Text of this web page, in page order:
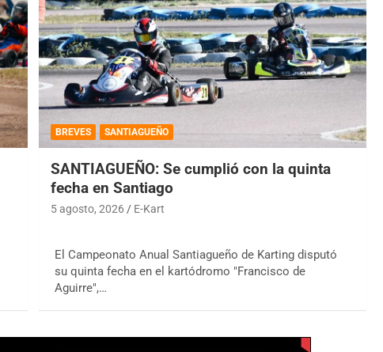
BREVES SANTIAGUEÑO
SANTIAGUEÑO: Se cumplió con la quinta
fecha en Santiago
5 agosto, 2026 E-Kart
El Campeonato Anual Santiagueño de Karting disputó
su quinta fecha en el kartódromo "Francisco de
Aguirre",…